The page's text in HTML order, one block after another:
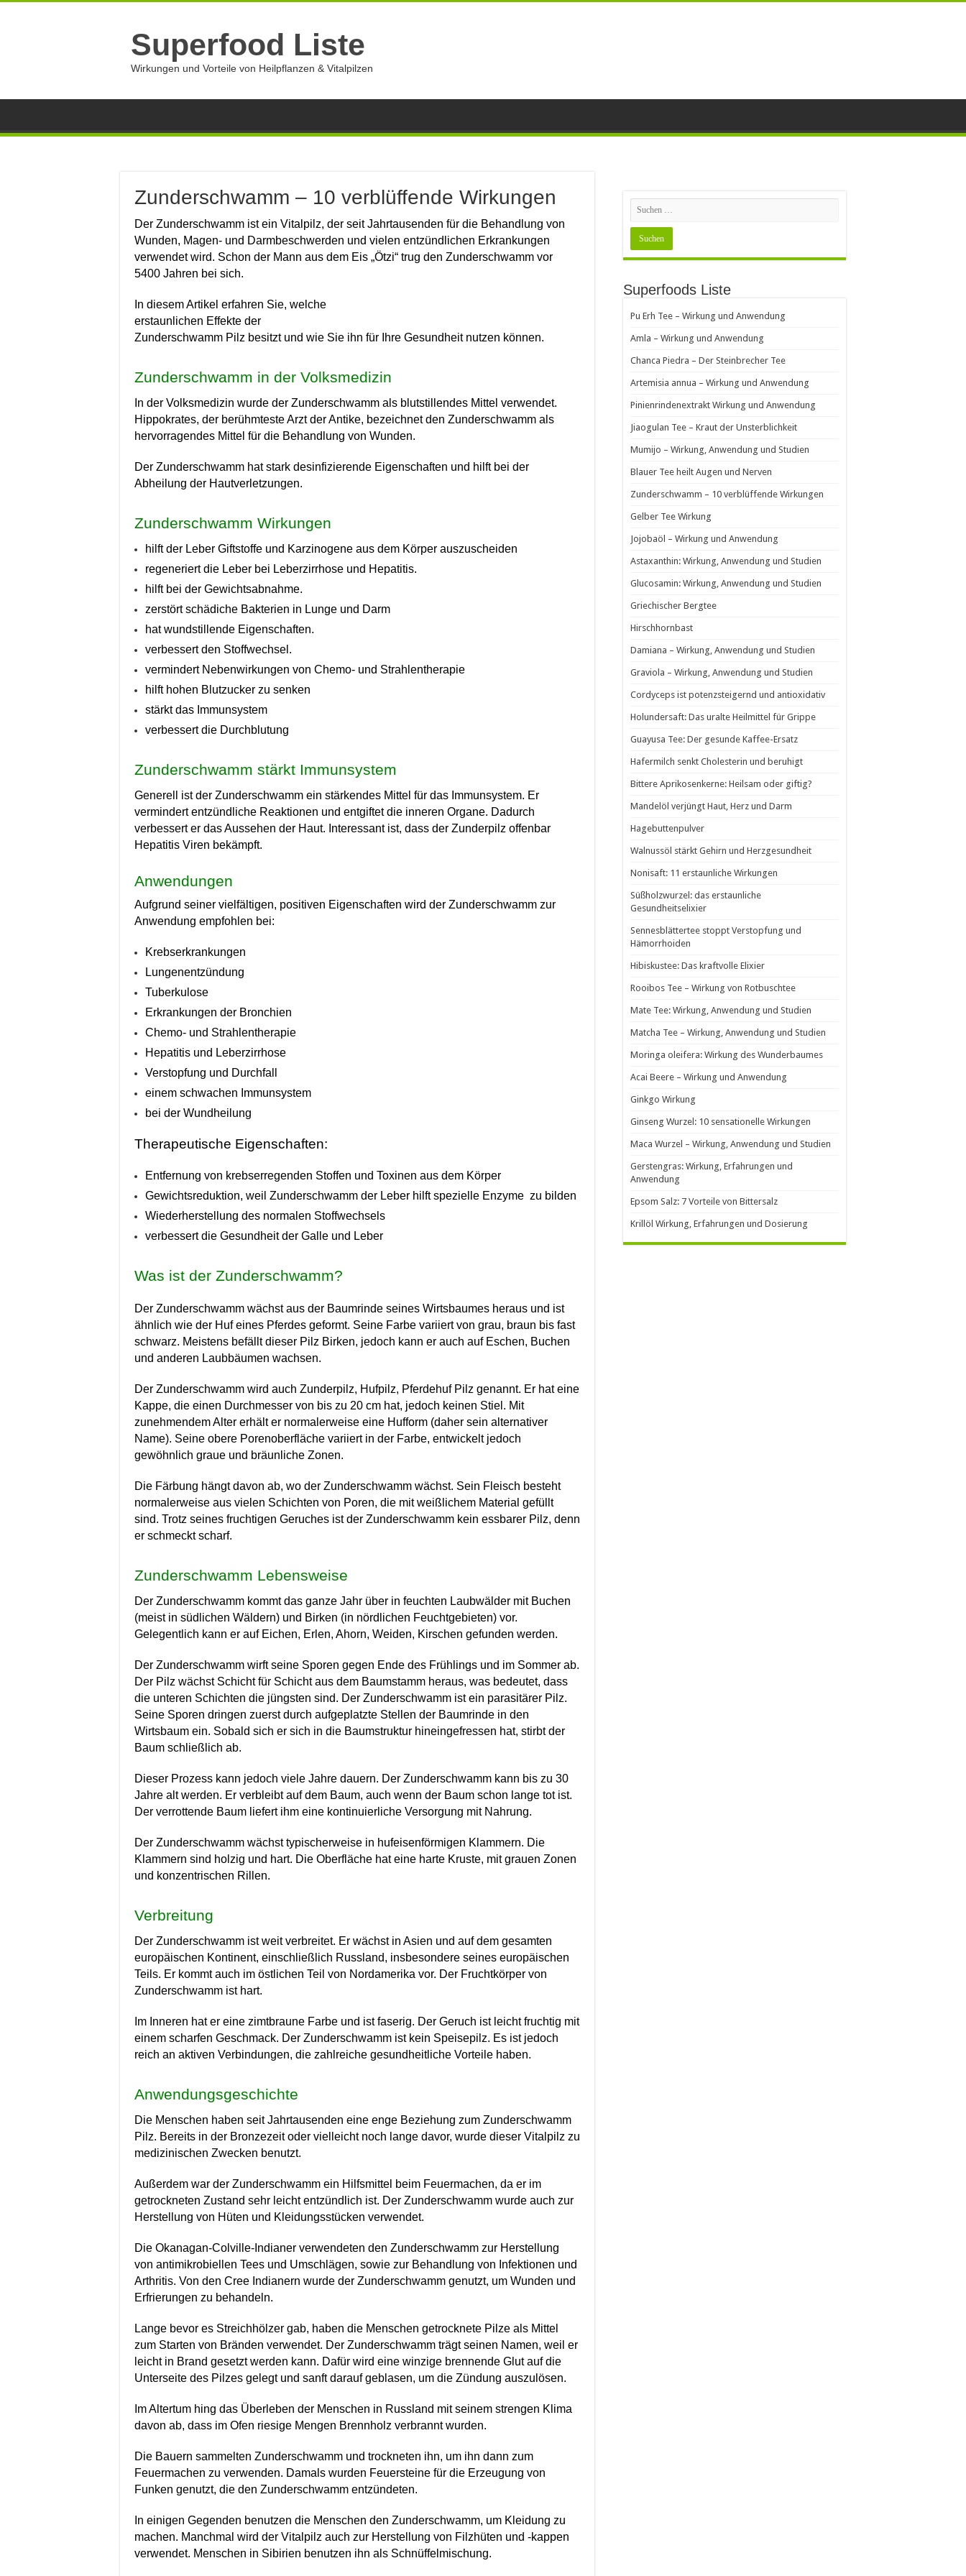
Superfood Liste
Wirkungen und Vorteile von Heilpflanzen & Vitalpilzen
Zunderschwamm – 10 verblüffende Wirkungen
Der Zunderschwamm ist ein Vitalpilz, der seit Jahrtausenden für die Behandlung von
Wunden, Magen- und Darmbeschwerden und vielen entzündlichen Erkrankungen
verwendet wird. Schon der Mann aus dem Eis „Ötzi“ trug den Zunderschwamm vor
5400 Jahren bei sich.
In diesem Artikel erfahren Sie, welche
erstaunlichen Effekte der
Zunderschwamm Pilz besitzt und wie Sie ihn für Ihre Gesundheit nutzen können.
Zunderschwamm in der Volksmedizin
In der Volksmedizin wurde der Zunderschwamm als blutstillendes Mittel verwendet.
Hippokrates, der berühmteste Arzt der Antike, bezeichnet den Zunderschwamm als
hervorragendes Mittel für die Behandlung von Wunden.
Der Zunderschwamm hat stark desinfizierende Eigenschaften und hilft bei der
Abheilung der Hautverletzungen.
Zunderschwamm Wirkungen
hilft der Leber Giftstoffe und Karzinogene aus dem Körper auszuscheiden
regeneriert die Leber bei Leberzirrhose und Hepatitis.
hilft bei der Gewichtsabnahme.
zerstört schädiche Bakterien in Lunge und Darm
hat wundstillende Eigenschaften.
verbessert den Stoffwechsel.
vermindert Nebenwirkungen von Chemo- und Strahlentherapie
hilft hohen Blutzucker zu senken
stärkt das Immunsystem
verbessert die Durchblutung
Zunderschwamm stärkt Immunsystem
Generell ist der Zunderschwamm ein stärkendes Mittel für das Immunsystem. Er
vermindert entzündliche Reaktionen und entgiftet die inneren Organe. Dadurch
verbessert er das Aussehen der Haut. Interessant ist, dass der Zunderpilz offenbar
Hepatitis Viren bekämpft.
Anwendungen
Aufgrund seiner vielfältigen, positiven Eigenschaften wird der Zunderschwamm zur
Anwendung empfohlen bei:
Krebserkrankungen
Lungenentzündung
Tuberkulose
Erkrankungen der Bronchien
Chemo- und Strahlentherapie
Hepatitis und Leberzirrhose
Verstopfung und Durchfall
einem schwachen Immunsystem
bei der Wundheilung
Therapeutische Eigenschaften:
Entfernung von krebserregenden Stoffen und Toxinen aus dem Körper
Gewichtsreduktion, weil Zunderschwamm der Leber hilft spezielle Enzyme zu bilden
Wiederherstellung des normalen Stoffwechsels
verbessert die Gesundheit der Galle und Leber
Was ist der Zunderschwamm?
Der Zunderschwamm wächst aus der Baumrinde seines Wirtsbaumes heraus und ist
ähnlich wie der Huf eines Pferdes geformt. Seine Farbe variiert von grau, braun bis fast
schwarz. Meistens befällt dieser Pilz Birken, jedoch kann er auch auf Eschen, Buchen
und anderen Laubbäumen wachsen.
Der Zunderschwamm wird auch Zunderpilz, Hufpilz, Pferdehuf Pilz genannt. Er hat eine
Kappe, die einen Durchmesser von bis zu 20 cm hat, jedoch keinen Stiel. Mit
zunehmendem Alter erhält er normalerweise eine Hufform (daher sein alternativer
Name). Seine obere Porenoberfläche variiert in der Farbe, entwickelt jedoch
gewöhnlich graue und bräunliche Zonen.
Die Färbung hängt davon ab, wo der Zunderschwamm wächst. Sein Fleisch besteht
normalerweise aus vielen Schichten von Poren, die mit weißlichem Material gefüllt
sind. Trotz seines fruchtigen Geruches ist der Zunderschwamm kein essbarer Pilz, denn
er schmeckt scharf.
Zunderschwamm Lebensweise
Der Zunderschwamm kommt das ganze Jahr über in feuchten Laubwälder mit Buchen
(meist in südlichen Wäldern) und Birken (in nördlichen Feuchtgebieten) vor.
Gelegentlich kann er auf Eichen, Erlen, Ahorn, Weiden, Kirschen gefunden werden.
Der Zunderschwamm wirft seine Sporen gegen Ende des Frühlings und im Sommer ab.
Der Pilz wächst Schicht für Schicht aus dem Baumstamm heraus, was bedeutet, dass
die unteren Schichten die jüngsten sind. Der Zunderschwamm ist ein parasitärer Pilz.
Seine Sporen dringen zuerst durch aufgeplatzte Stellen der Baumrinde in den
Wirtsbaum ein. Sobald sich er sich in die Baumstruktur hineingefressen hat, stirbt der
Baum schließlich ab.
Dieser Prozess kann jedoch viele Jahre dauern. Der Zunderschwamm kann bis zu 30
Jahre alt werden. Er verbleibt auf dem Baum, auch wenn der Baum schon lange tot ist.
Der verrottende Baum liefert ihm eine kontinuierliche Versorgung mit Nahrung.
Der Zunderschwamm wächst typischerweise in hufeisenförmigen Klammern. Die
Klammern sind holzig und hart. Die Oberfläche hat eine harte Kruste, mit grauen Zonen
und konzentrischen Rillen.
Verbreitung
Der Zunderschwamm ist weit verbreitet. Er wächst in Asien und auf dem gesamten
europäischen Kontinent, einschließlich Russland, insbesondere seines europäischen
Teils. Er kommt auch im östlichen Teil von Nordamerika vor. Der Fruchtkörper von
Zunderschwamm ist hart.
Im Inneren hat er eine zimtbraune Farbe und ist faserig. Der Geruch ist leicht fruchtig mit
einem scharfen Geschmack. Der Zunderschwamm ist kein Speisepilz. Es ist jedoch
reich an aktiven Verbindungen, die zahlreiche gesundheitliche Vorteile haben.
Anwendungsgeschichte
Die Menschen haben seit Jahrtausenden eine enge Beziehung zum Zunderschwamm
Pilz. Bereits in der Bronzezeit oder vielleicht noch lange davor, wurde dieser Vitalpilz zu
medizinischen Zwecken benutzt.
Außerdem war der Zunderschwamm ein Hilfsmittel beim Feuermachen, da er im
getrockneten Zustand sehr leicht entzündlich ist. Der Zunderschwamm wurde auch zur
Herstellung von Hüten und Kleidungsstücken verwendet.
Die Okanagan-Colville-Indianer verwendeten den Zunderschwamm zur Herstellung
von antimikrobiellen Tees und Umschlägen, sowie zur Behandlung von Infektionen und
Arthritis. Von den Cree Indianern wurde der Zunderschwamm genutzt, um Wunden und
Erfrierungen zu behandeln.
Lange bevor es Streichhölzer gab, haben die Menschen getrocknete Pilze als Mittel
zum Starten von Bränden verwendet. Der Zunderschwamm trägt seinen Namen, weil er
leicht in Brand gesetzt werden kann. Dafür wird eine winzige brennende Glut auf die
Unterseite des Pilzes gelegt und sanft darauf geblasen, um die Zündung auszulösen.
Im Altertum hing das Überleben der Menschen in Russland mit seinem strengen Klima
davon ab, dass im Ofen riesige Mengen Brennholz verbrannt wurden.
Die Bauern sammelten Zunderschwamm und trockneten ihn, um ihn dann zum
Feuermachen zu verwenden. Damals wurden Feuersteine für die Erzeugung von
Funken genutzt, die den Zunderschwamm entzündeten.
In einigen Gegenden benutzen die Menschen den Zunderschwamm, um Kleidung zu
machen. Manchmal wird der Vitalpilz auch zur Herstellung von Filzhüten und -kappen
verwendet. Menschen in Sibirien benutzen ihn als Schnüffelmischung.
Superfoods Liste
Pu Erh Tee – Wirkung und Anwendung
Amla – Wirkung und Anwendung
Chanca Piedra – Der Steinbrecher Tee
Artemisia annua – Wirkung und Anwendung
Pinienrindenextrakt Wirkung und Anwendung
Jiaogulan Tee – Kraut der Unsterblichkeit
Mumijo – Wirkung, Anwendung und Studien
Blauer Tee heilt Augen und Nerven
Zunderschwamm – 10 verblüffende Wirkungen
Gelber Tee Wirkung
Jojobaöl – Wirkung und Anwendung
Astaxanthin: Wirkung, Anwendung und Studien
Glucosamin: Wirkung, Anwendung und Studien
Griechischer Bergtee
Hirschhornbast
Damiana – Wirkung, Anwendung und Studien
Graviola – Wirkung, Anwendung und Studien
Cordyceps ist potenzsteigernd und antioxidativ
Holundersaft: Das uralte Heilmittel für Grippe
Guayusa Tee: Der gesunde Kaffee-Ersatz
Hafermilch senkt Cholesterin und beruhigt
Bittere Aprikosenkerne: Heilsam oder giftig?
Mandelöl verjüngt Haut, Herz und Darm
Hagebuttenpulver
Walnussöl stärkt Gehirn und Herzgesundheit
Nonisaft: 11 erstaunliche Wirkungen
Süßholzwurzel: das erstaunliche
Gesundheitselixier
Sennesblättertee stoppt Verstopfung und
Hämorrhoiden
Hibiskustee: Das kraftvolle Elixier
Rooibos Tee – Wirkung von Rotbuschtee
Mate Tee: Wirkung, Anwendung und Studien
Matcha Tee – Wirkung, Anwendung und Studien
Moringa oleifera: Wirkung des Wunderbaumes
Acai Beere – Wirkung und Anwendung
Ginkgo Wirkung
Ginseng Wurzel: 10 sensationelle Wirkungen
Maca Wurzel – Wirkung, Anwendung und Studien
Gerstengras: Wirkung, Erfahrungen und
Anwendung
Epsom Salz: 7 Vorteile von Bittersalz
Krillöl Wirkung, Erfahrungen und Dosierung